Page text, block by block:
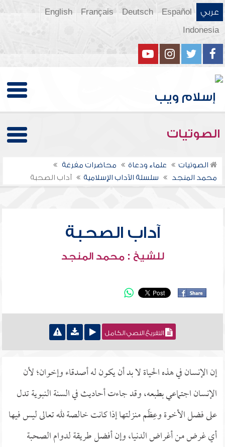
عربي Español
Deutsch
Français
English
Indonesia
الصوتيات
الصوتيات علماء ودعاة
محاضرات مفرغة
محمد المنجد
سلسلة الآداب الإسلامية آداب الصحبة
آداب الصحبة
للشيخ : محمد المنجد
التفريغ النصي الكامل
إن الإنسان في هذه الحياة لا بد أن يكون له أصدقاء وإخوان؛ لأن
الإنسان اجتماعي بطبعه، وقد جاءت أحاديث في السنة النبوية تدل
على فضل الأخوة وعِظَم منزلتها إذا كانت خالصة لله تعالى ليس فيها
أي غرض من أغراض الدنيا، وإن أفضل طريقة لدوام الصحبة